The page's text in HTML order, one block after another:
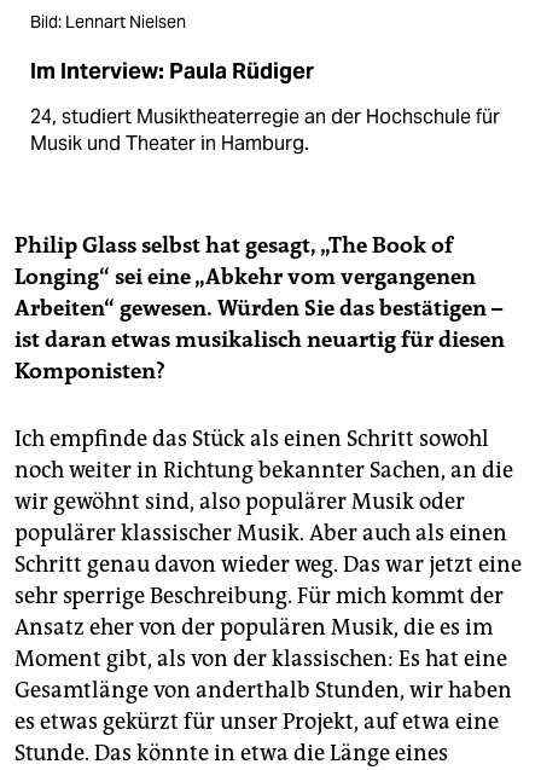
Bild: Lennart Nielsen
Im Interview: Paula Rüdiger
24, studiert Musiktheaterregie an der Hochschule für
Musik und Theater in Hamburg.
Philip Glass selbst hat gesagt, „The Book of
Longing“ sei eine „Abkehr vom vergangenen
Arbeiten“ gewesen. Würden Sie das bestätigen –
ist daran etwas musikalisch neuartig für diesen
Komponisten?
Ich empfinde das Stück als einen Schritt sowohl
noch weiter in Richtung bekannter Sachen, an die
wir gewöhnt sind, also populärer Musik oder
populärer klassischer Musik. Aber auch als einen
Schritt genau davon wieder weg. Das war jetzt eine
sehr sperrige Beschreibung. Für mich kommt der
Ansatz eher von der populären Musik, die es im
Moment gibt, als von der klassischen: Es hat eine
Gesamtlänge von anderthalb Stunden, wir haben
es etwas gekürzt für unser Projekt, auf etwa eine
Stunde. Das könnte in etwa die Länge eines